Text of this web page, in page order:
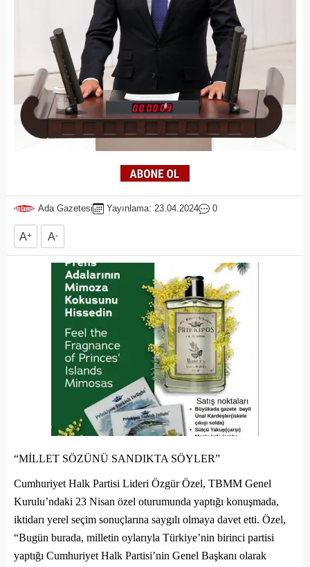
Ada Gazetesi Yayınlama: 23.04.2024 0
A+ A-
“MİLLET SÖZÜNÜ SANDIKTA SÖYLER”
Cumhuriyet Halk Partisi Lideri Özgür Özel, TBMM Genel
Kurulu’ndaki 23 Nisan özel oturumunda yaptığı konuşmada,
iktidarı yerel seçim sonuçlarına saygılı olmaya davet etti. Özel,
“Bugün burada, milletin oylarıyla Türkiye’nin birinci partisi
yaptığı Cumhuriyet Halk Partisi’nin Genel Başkanı olarak